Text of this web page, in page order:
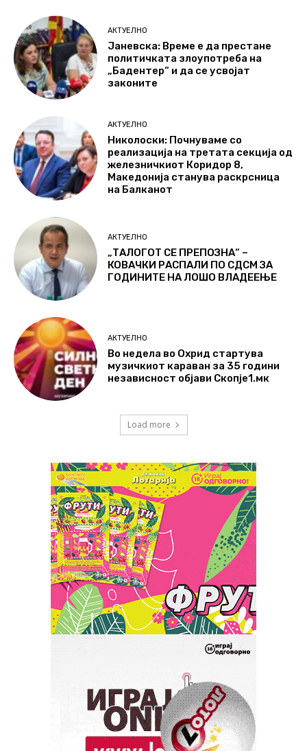
АКТУЕЛНО
Јаневска: Време е да престане
политичката злоупотреба на
„Бадентер“ и да се усвојат
законите
АКТУЕЛНО
Николоски: Почнуваме со
реализација на третата секција од
железничкиот Коридор 8,
Македонија станува раскрсница
на Балканот
АКТУЕЛНО
„ТАЛОГОТ СЕ ПРЕПОЗНА“ –
КОВАЧКИ РАСПАЛИ ПО СДСМ ЗА
ГОДИНИТЕ НА ЛОШО ВЛАДЕЕЊЕ
АКТУЕЛНО
Во недела во Охрид стартува
музичкиот караван за 35 години
независност објави Скопје1.мк
Load more